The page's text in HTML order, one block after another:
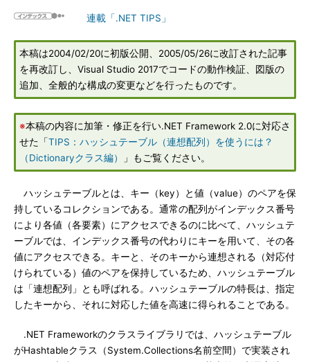
連載「.NET TIPS」
本稿は2004/02/20に初版公開、2005/05/26に改訂された記事
を再改訂し、Visual Studio 2017でコードの動作検証、図版の
追加、全般的な構成の変更などを行ったものです。
※本稿の内容に加筆・修正を行い.NET Framework 2.0に対応さ
せた「TIPS：ハッシュテーブル（連想配列）を使うには？
（Dictionaryクラス編）
」もご覧ください。
ハッシュテーブルとは、キー（key）と値（value）のペアを保
持しているコレクションである。通常の配列がインデックス番号
により各値（各要素）にアクセスできるのに比べて、ハッシュテ
ーブルでは、インデックス番号の代わりにキーを用いて、その各
値にアクセスできる。キーと、そのキーから連想される（対応付
けられている）値のペアを保持しているため、ハッシュテーブル
は「連想配列」とも呼ばれる。ハッシュテーブルの特長は、指定
したキーから、それに対応した値を高速に得られることである。
.NET Frameworkのクラスライブラリでは、ハッシュテーブル
がHashtableクラス（System.Collections名前空間）で実装され